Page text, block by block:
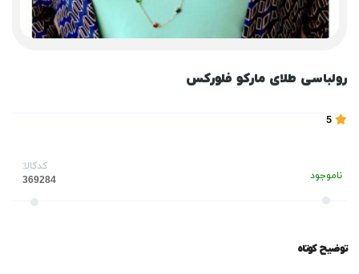
رولباسی طلای مارکو فلورکس
ناموجود
کدکالا:
توضیح کوتاه